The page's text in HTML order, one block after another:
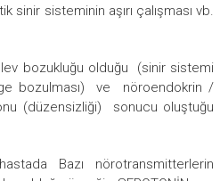
sinir sisteminin aşırı çalışması vb.
bozukluğu olduğu (sinir sistemi
bozulması) ve nöroendokrin /
(düzensizliği) sonucu oluştuğu
Bazı nörotransmitterlerin